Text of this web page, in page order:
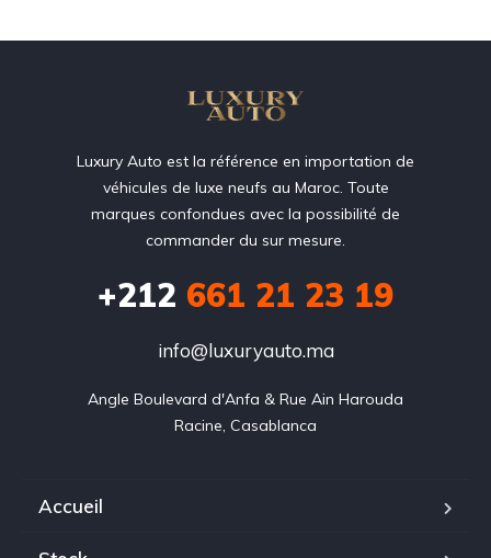
Luxury Auto est la référence en importation de
véhicules de luxe neufs au Maroc. Toute
marques confondues avec la possibilité de
commander du sur mesure.
+212 ‭661 21 23 19‬
info@luxuryauto.ma
Angle Boulevard d'Anfa & Rue Ain Harouda
Racine, Casablanca
Accueil